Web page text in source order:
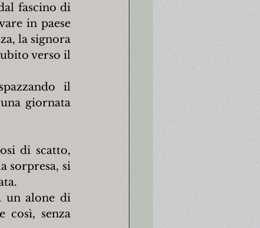
fascino di
in paese
la signora
verso il
il
giornata
di scatto,
sorpresa, si
un alone di
così, senza